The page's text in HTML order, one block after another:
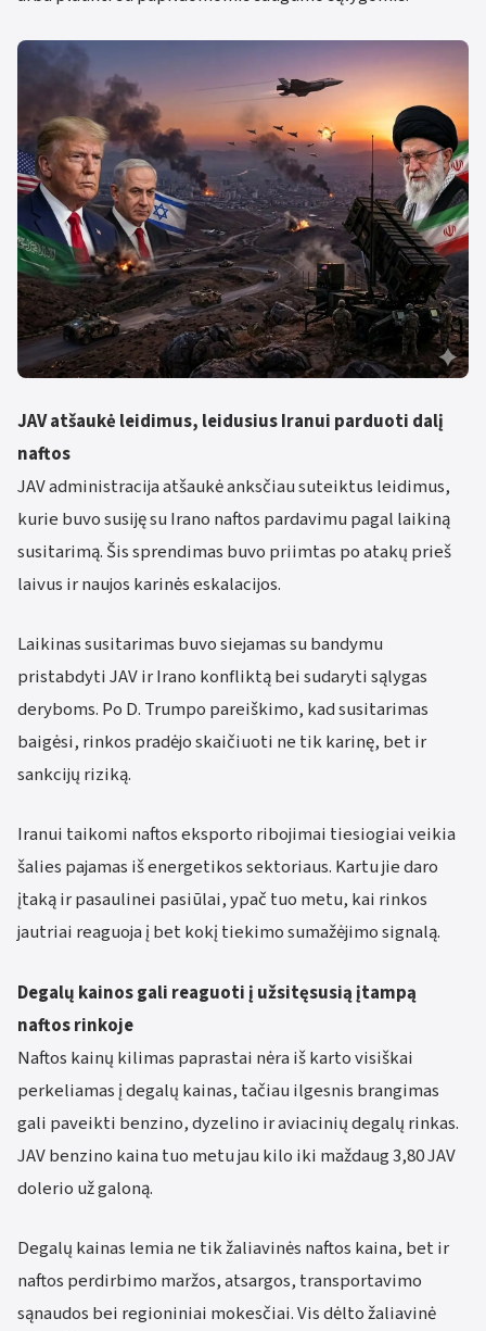
JAV atšaukė leidimus, leidusius Iranui parduoti dalį
naftos
JAV administracija atšaukė anksčiau suteiktus leidimus,
kurie buvo susiję su Irano naftos pardavimu pagal laikiną
susitarimą. Šis sprendimas buvo priimtas po atakų prieš
laivus ir naujos karinės eskalacijos.
Laikinas susitarimas buvo siejamas su bandymu
pristabdyti JAV ir Irano konfliktą bei sudaryti sąlygas
deryboms. Po D. Trumpo pareiškimo, kad susitarimas
baigėsi, rinkos pradėjo skaičiuoti ne tik karinę, bet ir
sankcijų riziką.
Iranui taikomi naftos eksporto ribojimai tiesiogiai veikia
šalies pajamas iš energetikos sektoriaus. Kartu jie daro
įtaką ir pasaulinei pasiūlai, ypač tuo metu, kai rinkos
jautriai reaguoja į bet kokį tiekimo sumažėjimo signalą.
Degalų kainos gali reaguoti į užsitęsusią įtampą
naftos rinkoje
Naftos kainų kilimas paprastai nėra iš karto visiškai
perkeliamas į degalų kainas, tačiau ilgesnis brangimas
gali paveikti benzino, dyzelino ir aviacinių degalų rinkas.
JAV benzino kaina tuo metu jau kilo iki maždaug 3,80 JAV
dolerio už galoną.
Degalų kainas lemia ne tik žaliavinės naftos kaina, bet ir
naftos perdirbimo maržos, atsargos, transportavimo
sąnaudos bei regioniniai mokesčiai. Vis dėlto žaliavinė